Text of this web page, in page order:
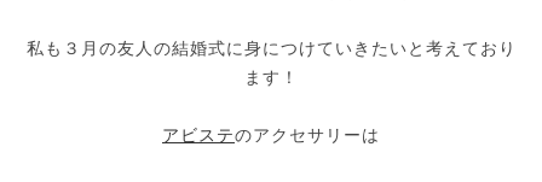
私も３月の友人の結婚式に身につけていきたいと考えており
ます！
アビステのアクセサリーは